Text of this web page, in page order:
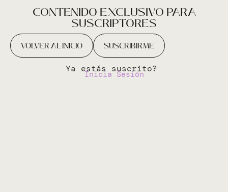
CONTENIDO EXCLUSIVO PARA
SUSCRIPTORES
VOLVER AL INICIO SUSCRIBIRME
Ya estás suscrito?
Inicia Sesión